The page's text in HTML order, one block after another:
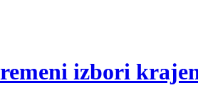
izbori